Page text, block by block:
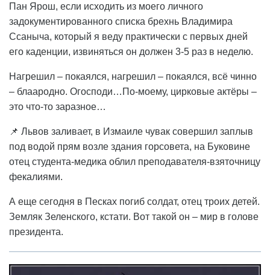
Пан Ярош, если исходить из моего личного
задокументированного списка брехнь Владимира
Ссаныча, который я веду практически с первых дней
его каденции, извиняться он должен 3-5 раз в неделю.
Нагрешил – покаялся, нагрешил – покаялся, всё чинно
– блаародно. Огосподи…По-моему, цирковые актёры –
это что-то заразное…
📌 Львов заливает, в Измаиле чувак совершил заплыв
под водой прям возле здания горсовета, на Буковине
отец студента-медика облил преподавателя-взяточницу
фекалиями.
А еще сегодня в Песках погиб солдат, отец троих детей.
Земляк Зеленского, кстати. Вот такой он – мир в голове
президента.